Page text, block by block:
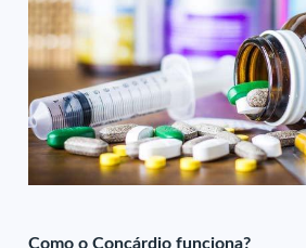
Como o Concárdio funciona?